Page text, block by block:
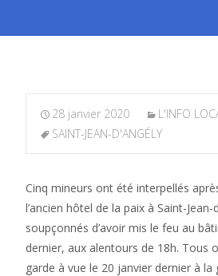
28 janvier 2020
L'INFO
SAINT-JEAN-D'ANGÉLY
Cinq mineurs ont été interpellés
l’ancien hôtel de la paix à Saint-Jean-
soupçonnés d’avoir mis le feu au
dernier, aux alentours de 18h. Tous
garde à vue le 20 janvier dernier à la